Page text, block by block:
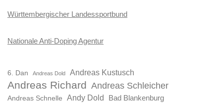
Württembergischer Landessportbund
Nationale Anti-Doping Agentur
6. Dan Andreas Dold Andreas Kustusch
Andreas Richard Andreas Schleicher
Andreas Schnelle Andy Dold Bad Blankenburg